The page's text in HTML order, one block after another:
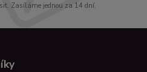
Zasíláme jednou za 14 dní.